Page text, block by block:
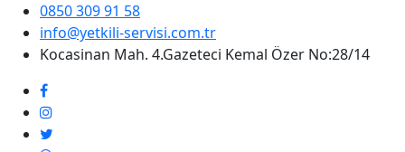
0850 309 91 58
info@yetkili-servisi.com.tr
Kocasinan Mah. 4.Gazeteci Kemal Özer No:28/14